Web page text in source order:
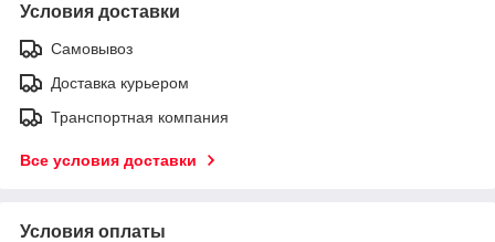
Условия доставки
Самовывоз
Доставка курьером
Транспортная компания
Все условия доставки
Условия оплаты